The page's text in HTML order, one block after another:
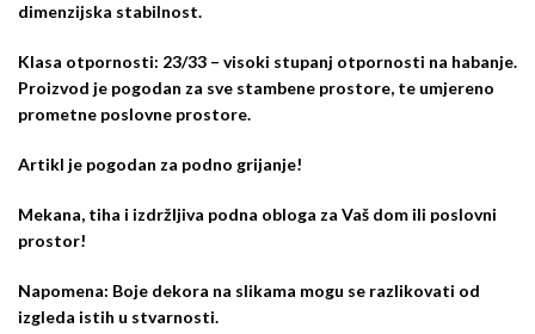
dimenzijska stabilnost.
Klasa otpornosti: 23/33 – visoki stupanj otpornosti na habanje.
Proizvod je pogodan za sve stambene prostore, te umjereno
prometne poslovne prostore.
Artikl je pogodan za podno grijanje!
Mekana, tiha i izdržljiva podna obloga za Vaš dom ili poslovni
prostor!
Napomena: Boje dekora na slikama mogu se razlikovati od
izgleda istih u stvarnosti.